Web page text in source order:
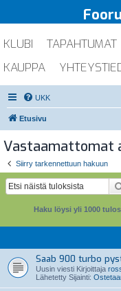
KLUBI TAPAHTUMAT
KAUPPA
UKK
Etusivu
Vastaamattomat
Siirry tarkennettuun hakuun
Haku löysi yli 1000
Saab 900 turbo
Uusin viesti Kirjoittaja
Lähetetty Sijainti: